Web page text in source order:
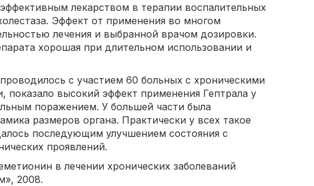
лекарством в терапии воспалительных
Эффект от применения во многом
лечения и выбранной врачом дозировки.
хорошая при длительном использовании и
с участием 60 больных с хроническими
показало высокий эффект применения Гептрала у
поражением. У большей части была
размеров органа. Практически у всех такое
последующим улучшением состояния с
проявлений.
в лечении хронических заболеваний
2008.